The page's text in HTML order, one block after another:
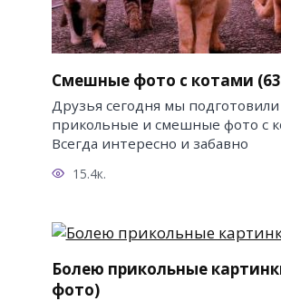
Смешные фото с котами
Друзья сегодня мы подготовили
прикольные и смешные фото с
Всегда интересно и забавно
15.4к.
Болею прикольные
фото)